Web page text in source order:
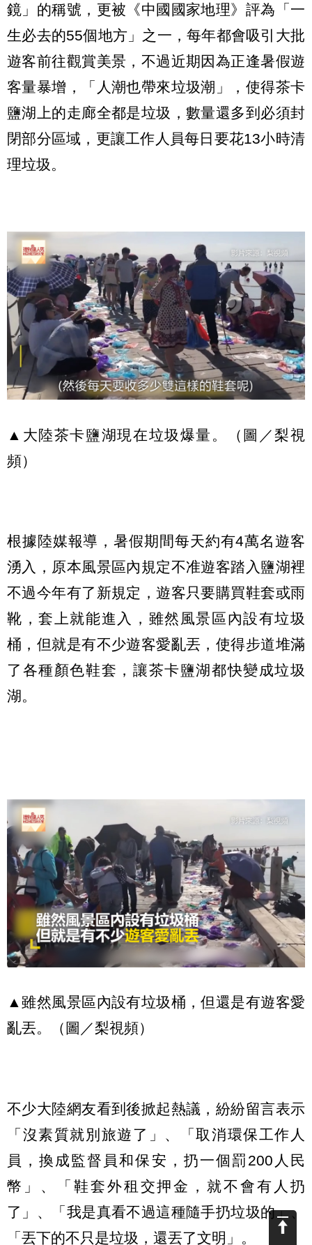
鏡」的稱號，更被《中國國家地理》評為「一
生必去的55個地方」之一，每年都會吸引大批
遊客前往觀賞美景，不過近期因為正逢暑假遊
客量暴增，「人潮也帶來垃圾潮」，使得茶卡
鹽湖上的走廊全都是垃圾，數量還多到必須封
閉部分區域，更讓工作人員每日要花13小時清
理垃圾。
▲大陸茶卡鹽湖現在垃圾爆量。（圖／梨視
頻）
根據陸媒報導，暑假期間每天約有4萬名遊客
湧入，原本風景區內規定不准遊客踏入鹽湖裡
不過今年有了新規定，遊客只要購買鞋套或雨
靴，套上就能進入，雖然風景區內設有垃圾
桶，但就是有不少遊客愛亂丟，使得步道堆滿
了各種顏色鞋套，讓茶卡鹽湖都快變成垃圾
湖。
▲雖然風景區內設有垃圾桶，但還是有遊客愛
亂丟。（圖／梨視頻）
不少大陸網友看到後掀起熱議，紛紛留言表示
「沒素質就別旅遊了」、「取消環保工作人
員，換成監督員和保安，扔一個罰200人民
幣」、「鞋套外租交押金，就不會有人扔
了」、「我是真看不過這種隨手扔垃圾的」、
「丟下的不只是垃圾，還丟了文明」。